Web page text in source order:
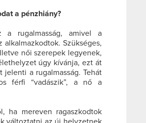
a pénzhiány?
a rugalmasság, amivel a
Szükséges,
női szerepek legyenek,
úgy kívánja, ezt át
a rugalmasság. Tehát
férfi “vadászik”, a nő a
ha mereven ragaszkodtok